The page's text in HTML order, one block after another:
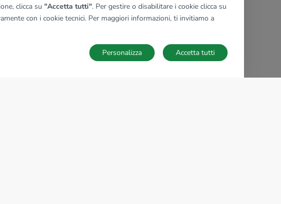
clicca su "Accetta tutti". Per gestire o disabilitare i cookie clicca su
con i cookie tecnici. Per maggiori informazioni, ti invitiamo a
Accetta tutti
Personalizza